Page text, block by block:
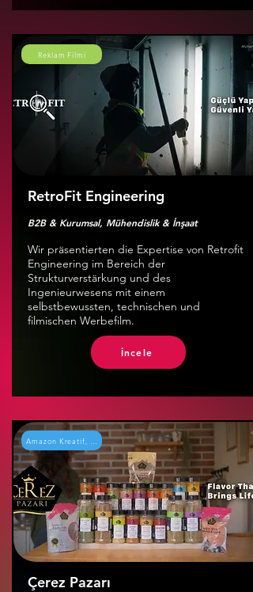
Reklam Filmi
RetroFit Engineering
B2B & Kurumsal, Mühendislik & İnşaat
Wir präsentierten die Expertise von Retrofit
Engineering im Bereich der
Strukturverstärkung und des
Ingenieurwesens mit einem
selbstbewussten, technischen und
filmischen Werbefilm.
İncele
Amazon Kreatif, Reklam Filmi
Çerez Pazarı